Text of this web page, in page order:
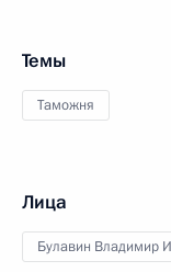
Темы
Таможня
Лица
Булавин Владимир